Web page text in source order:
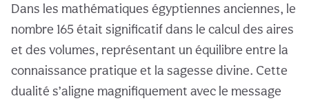
Dans les mathématiques égyptiennes anciennes, le
nombre 165 était significatif dans le calcul des aires
et des volumes, représentant un équilibre entre la
connaissance pratique et la sagesse divine. Cette
dualité s’aligne magnifiquement avec le message